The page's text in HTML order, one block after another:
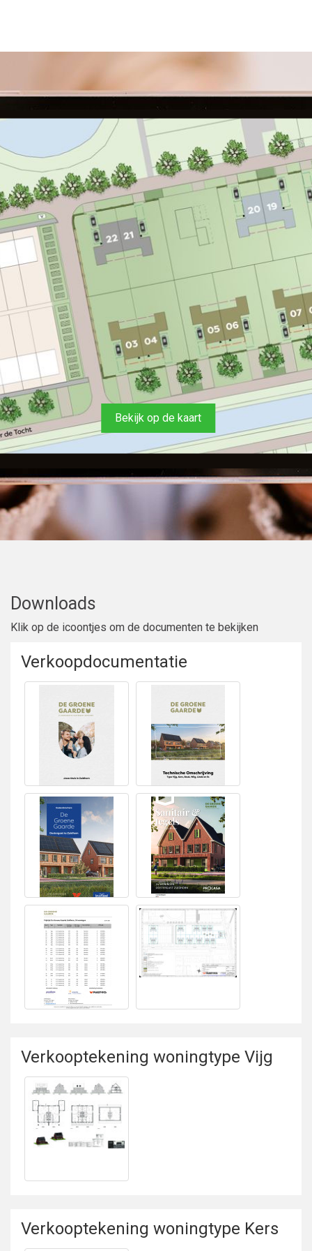
waardoor deze ruimte eventueel alsnog als woonoppervlak
kan worden gerekend. Vraag de makelaar voor meer
Bekijk op de kaart
Downloads
Klik op de icoontjes om de documenten te bekijken
Verkoopdocumentatie
Bekijken Brochure
Bekijken
Verkoopdocumentatie
Bekijken
Kopersboekje
Bruynzeel
Bekijken Sanitair en
tegelwerk
Bekijken Prijslijst
Situatietekening
Verkooptekening woningtype Vijg
Bekijken
Verkooptekening
woningtype Vijg
Verkooptekening woningtype Kers